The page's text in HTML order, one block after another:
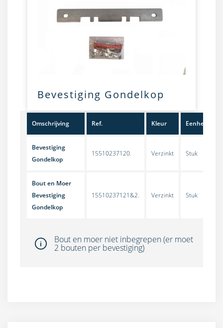
Bevestiging Gondelkop
Omschrijving Ref. Kleur Eenheid
Bevestiging
Gondelkop
15510237120. Verzinkt Stuk
Bout en Moer
Bevestiging
Gondelkop
15510237121&2. Verzinkt Stuk
Bout en moer niet inbegrepen (er moet
2 bouten per bevestiging)